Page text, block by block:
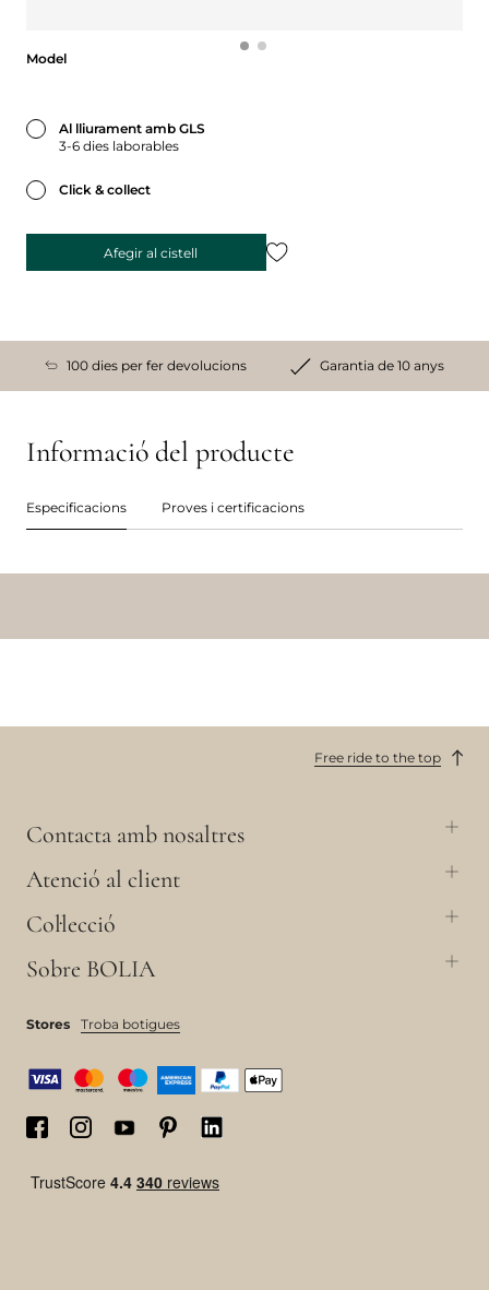
Model
Al lliurament amb GLS
3-6 dies laborables
Click & collect
Afegir al cistell
100 dies per fer devolucions Garantia de 10 anys
Informació del producte
Especificacions Proves i certificacions
Free ride to the top
Contacta amb nosaltres
Atenció al client
Col·lecció
Sobre BOLIA
Stores Troba botigues